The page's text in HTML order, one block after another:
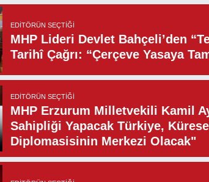
EDITÖRÜN SEÇTIĞI
MHP Lideri Devlet Bahçeli’den
Tarihî Çağrı: “Çerçeve Yasaya
EDITÖRÜN SEÇTIĞI
MHP Erzurum Milletvekili Kamil
Sahipliği Yapacak Türkiye,
Diplomasisinin Merkezi Olacak"